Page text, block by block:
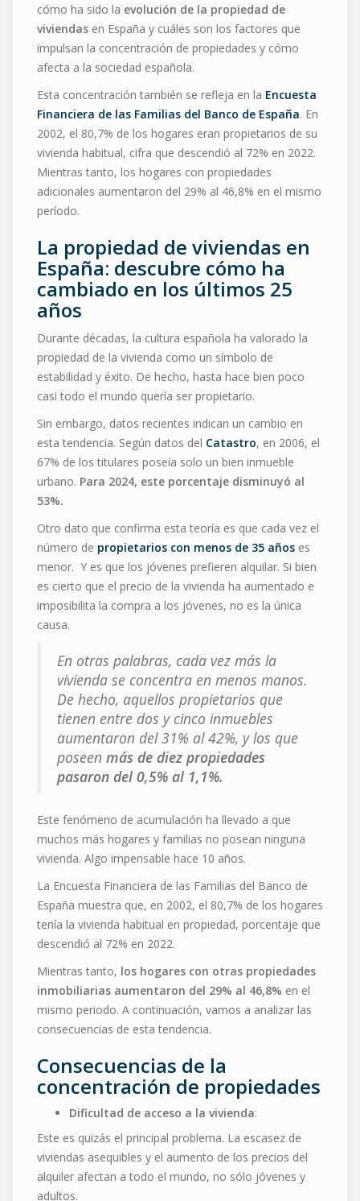
cómo ha sido la evolución de la propiedad de
viviendas en España y cuáles son los factores que
impulsan la concentración de propiedades y cómo
afecta a la sociedad española.
Esta concentración también se refleja en la Encuesta
Financiera de las Familias del Banco de España. En
2002, el 80,7% de los hogares eran propietarios de su
vivienda habitual, cifra que descendió al 72% en 2022.
Mientras tanto, los hogares con propiedades
adicionales aumentaron del 29% al 46,8% en el mismo
período.
La propiedad de viviendas en
España: descubre cómo ha
cambiado en los últimos 25
años
Durante décadas, la cultura española ha valorado la
propiedad de la vivienda como un símbolo de
estabilidad y éxito. De hecho, hasta hace bien poco
casi todo el mundo quería ser propietario.
Sin embargo, datos recientes indican un cambio en
esta tendencia. Según datos del Catastro, en 2006, el
67% de los titulares poseía solo un bien inmueble
urbano. Para 2024, este porcentaje disminuyó al
53%.
Otro dato que confirma esta teoría es que cada vez el
número de propietarios con menos de 35 años es
menor. Y es que los jóvenes prefieren alquilar. Si bien
es cierto que el precio de la vivienda ha aumentado e
imposibilita la compra a los jóvenes, no es la única
causa.
En otras palabras, cada vez más la
vivienda se concentra en menos manos.
De hecho, aquellos propietarios que
tienen entre dos y cinco inmuebles
aumentaron del 31% al 42%, y los que
poseen más de diez propiedades
pasaron del 0,5% al 1,1%.
Este fenómeno de acumulación ha llevado a que
muchos más hogares y familias no posean ninguna
vivienda. Algo impensable hace 10 años.
La Encuesta Financiera de las Familias del Banco de
España muestra que, en 2002, el 80,7% de los hogares
tenía la vivienda habitual en propiedad, porcentaje que
descendió al 72% en 2022.
Mientras tanto, los hogares con otras propiedades
inmobiliarias aumentaron del 29% al 46,8% en el
mismo periodo. A continuación, vamos a analizar las
consecuencias de esta tendencia.
Consecuencias de la
concentración de propiedades
Dificultad de acceso a la vivienda:
Este es quizás el principal problema. La escasez de
viviendas asequibles y el aumento de los precios del
alquiler afectan a todo el mundo, no sólo jóvenes y
adultos.